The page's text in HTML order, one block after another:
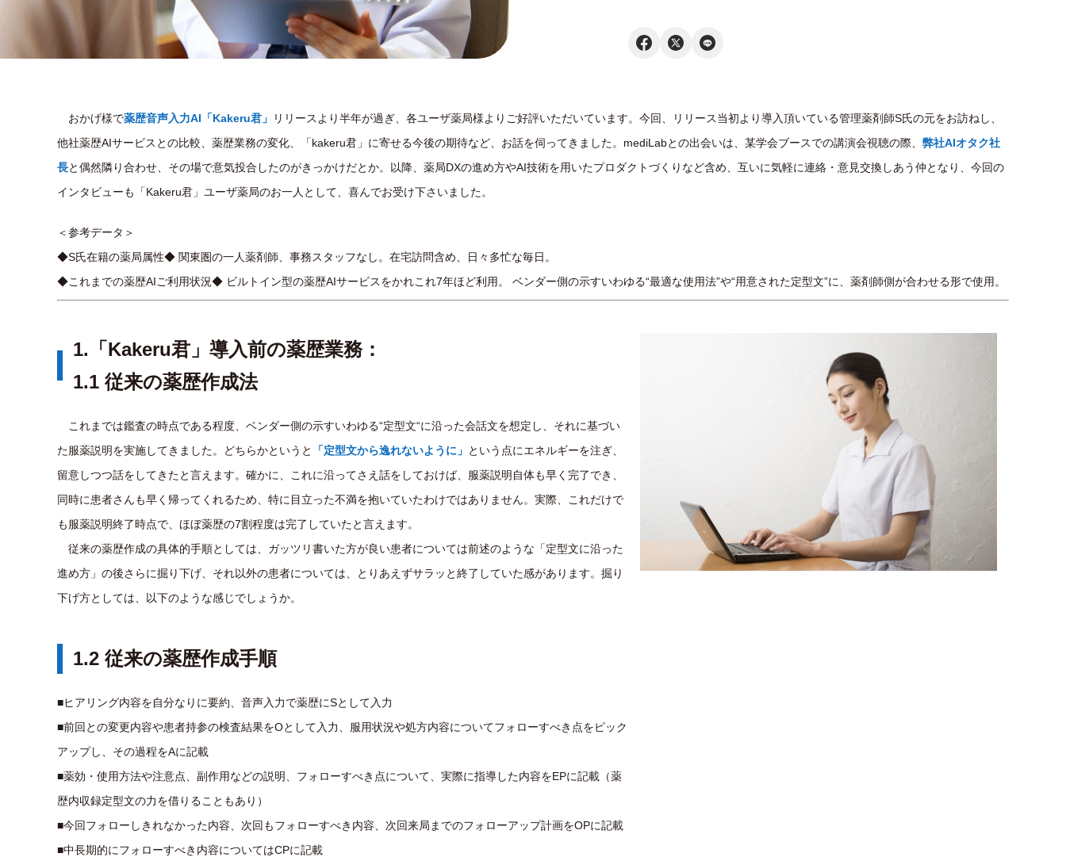
おかげ様で薬歴音声入力AI「Kakeru君」
リリースより半年が過ぎ、各ユーザ薬局様よりご好評いただいています。今回、リリース当初より導入頂いている管理薬剤師S氏の元をお訪ねし、
他社薬歴AIサービスとの比較、薬歴業務の変化、「kakeru君」に寄せる今後の期待など、お話を伺ってきました。mediLabとの出会いは、某学会ブースでの講演会視聴の際、 弊社AIオタク社
長と偶然隣り合わせ、その場で意気投合したのがきっかけだとか。以降、薬局DXの進め方やAI技術を用いたプロダクトづくりなど含め、互いに気軽に連絡・意見交換しあう仲となり、今回の
インタビューも「Kakeru君」ユーザ薬局のお一人として、喜んでお受け下さいました。
＜参考データ＞
◆S氏在籍の薬局属性◆ 関東圏の一人薬剤師、事務スタッフなし。在宅訪問含め、日々多忙な毎日。
◆これまでの薬歴AIご利用状況◆ ビルトイン型の薬歴AIサービスをかれこれ7年ほど利用。 ベンダー側の示すいわゆる“最適な使用法”や“用意された定型文”に、薬剤師側が合わせる形で使用。
1.「Kakeru君」導入前の薬歴業務：
1.1 従来の薬歴作成法
これまでは鑑査の時点である程度、ベンダー側の示すいわゆる“定型文“に沿った会話文を想定し、それに基づい
た服薬説明を実施してきました。どちらかというと
「定型文から逸れないように」 という点にエネルギーを注ぎ、
留意しつつ話をしてきたと言えます。確かに、これに沿ってさえ話をしておけば、服薬説明自体も早く完了でき、
同時に患者さんも早く帰ってくれるため、特に目立った不満を抱いていたわけではありません。実際、これだけで
も服薬説明終了時点で、ほぼ薬歴の7割程度は完了していたと言えます。
従来の薬歴作成の具体的手順としては、ガッツリ書いた方が良い患者については前述のような「定型文に沿った
進め方」の後さらに掘り下げ、それ以外の患者については、とりあえずサラッと終了していた感があります。掘り
下げ方としては、以下のような感じでしょうか。
1.2 従来の薬歴作成手順
■ヒアリング内容を自分なりに要約、音声入力で薬歴にSとして入力
■前回との変更内容や患者持参の検査結果をOとして入力、服用状況や処方内容についてフォローすべき点をピック
アップし、その過程をAに記載
■薬効・使用方法や注意点、副作用などの説明、フォローすべき点について、実際に指導した内容をEPに記載（薬
歴内収録定型文の力を借りることもあり）
■今回フォローしきれなかった内容、次回もフォローすべき内容、次回来局までのフォローアップ計画をOPに記載
■中長期的にフォローすべき内容についてはCPに記載